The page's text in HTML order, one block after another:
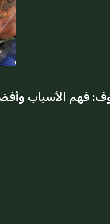
فهم الأسباب